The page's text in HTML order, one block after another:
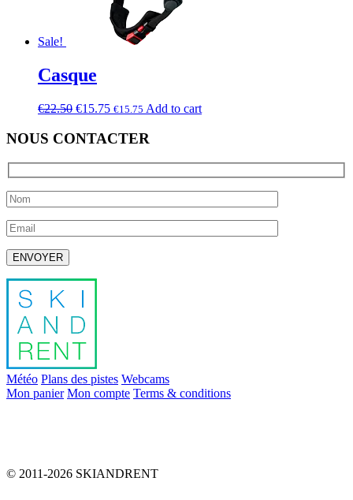
Sale!
Casque
€22.50 €15.75 €15.75 Add to cart
NOUS CONTACTER
Laissez ce champ vide.
Météo Plans des pistes Webcams
Mon panier Mon compte Terms & conditions
© 2011-2026 SKIANDRENT